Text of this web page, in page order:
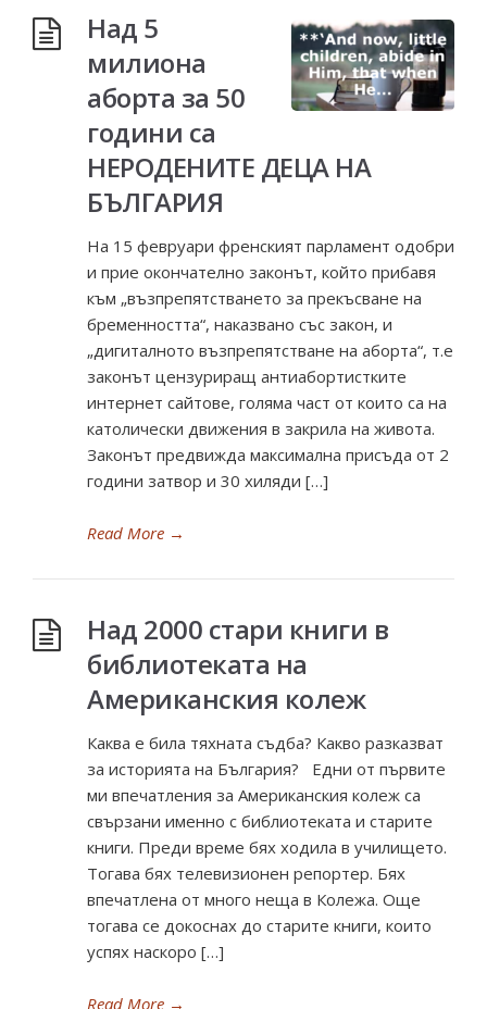
Над 5
милиона
аборта за 50
години са
НЕРОДЕНИТЕ ДЕЦА НА
БЪЛГАРИЯ
На 15 февруари френският парламент одобри
и прие окончателно законът, който прибавя
към „възпрепятстването за прекъсване на
бременността“, наказвано със закон, и
„дигиталното възпрепятстване на аборта“, т.е
законът цензуриращ антиабортистките
интернет сайтове, голяма част от които са на
католически движения в закрила на живота.
Законът предвижда максимална присъда от 2
години затвор и 30 хиляди […]
Read More →
Над 2000 стари книги в
библиотеката на
Американския колеж
Каква е била тяхната съдба? Какво разказват
за историята на България? Едни от първите
ми впечатления за Американския колеж са
свързани именно с библиотеката и старите
книги. Преди време бях ходила в училището.
Тогава бях телевизионен репортер. Бях
впечатлена от много неща в Колежа. Още
тогава се докоснах до старите книги, които
успях наскоро […]
Read More →